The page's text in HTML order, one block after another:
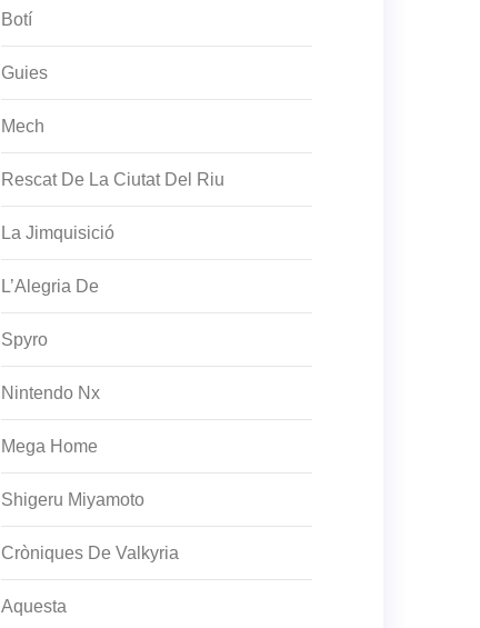
Botí
Guies
Mech
Rescat De La Ciutat Del Riu
La Jimquisició
L’Alegria De
Spyro
Nintendo Nx
Mega Home
Shigeru Miyamoto
Cròniques De Valkyria
Aquesta